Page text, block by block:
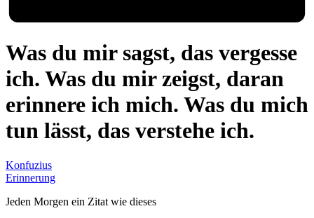
Was du mir sagst, das vergesse
ich. Was du mir zeigst, daran
erinnere ich mich. Was du mich
tun lässt, das verstehe ich.
Konfuzius
Erinnerung
Jeden Morgen ein Zitat wie dieses